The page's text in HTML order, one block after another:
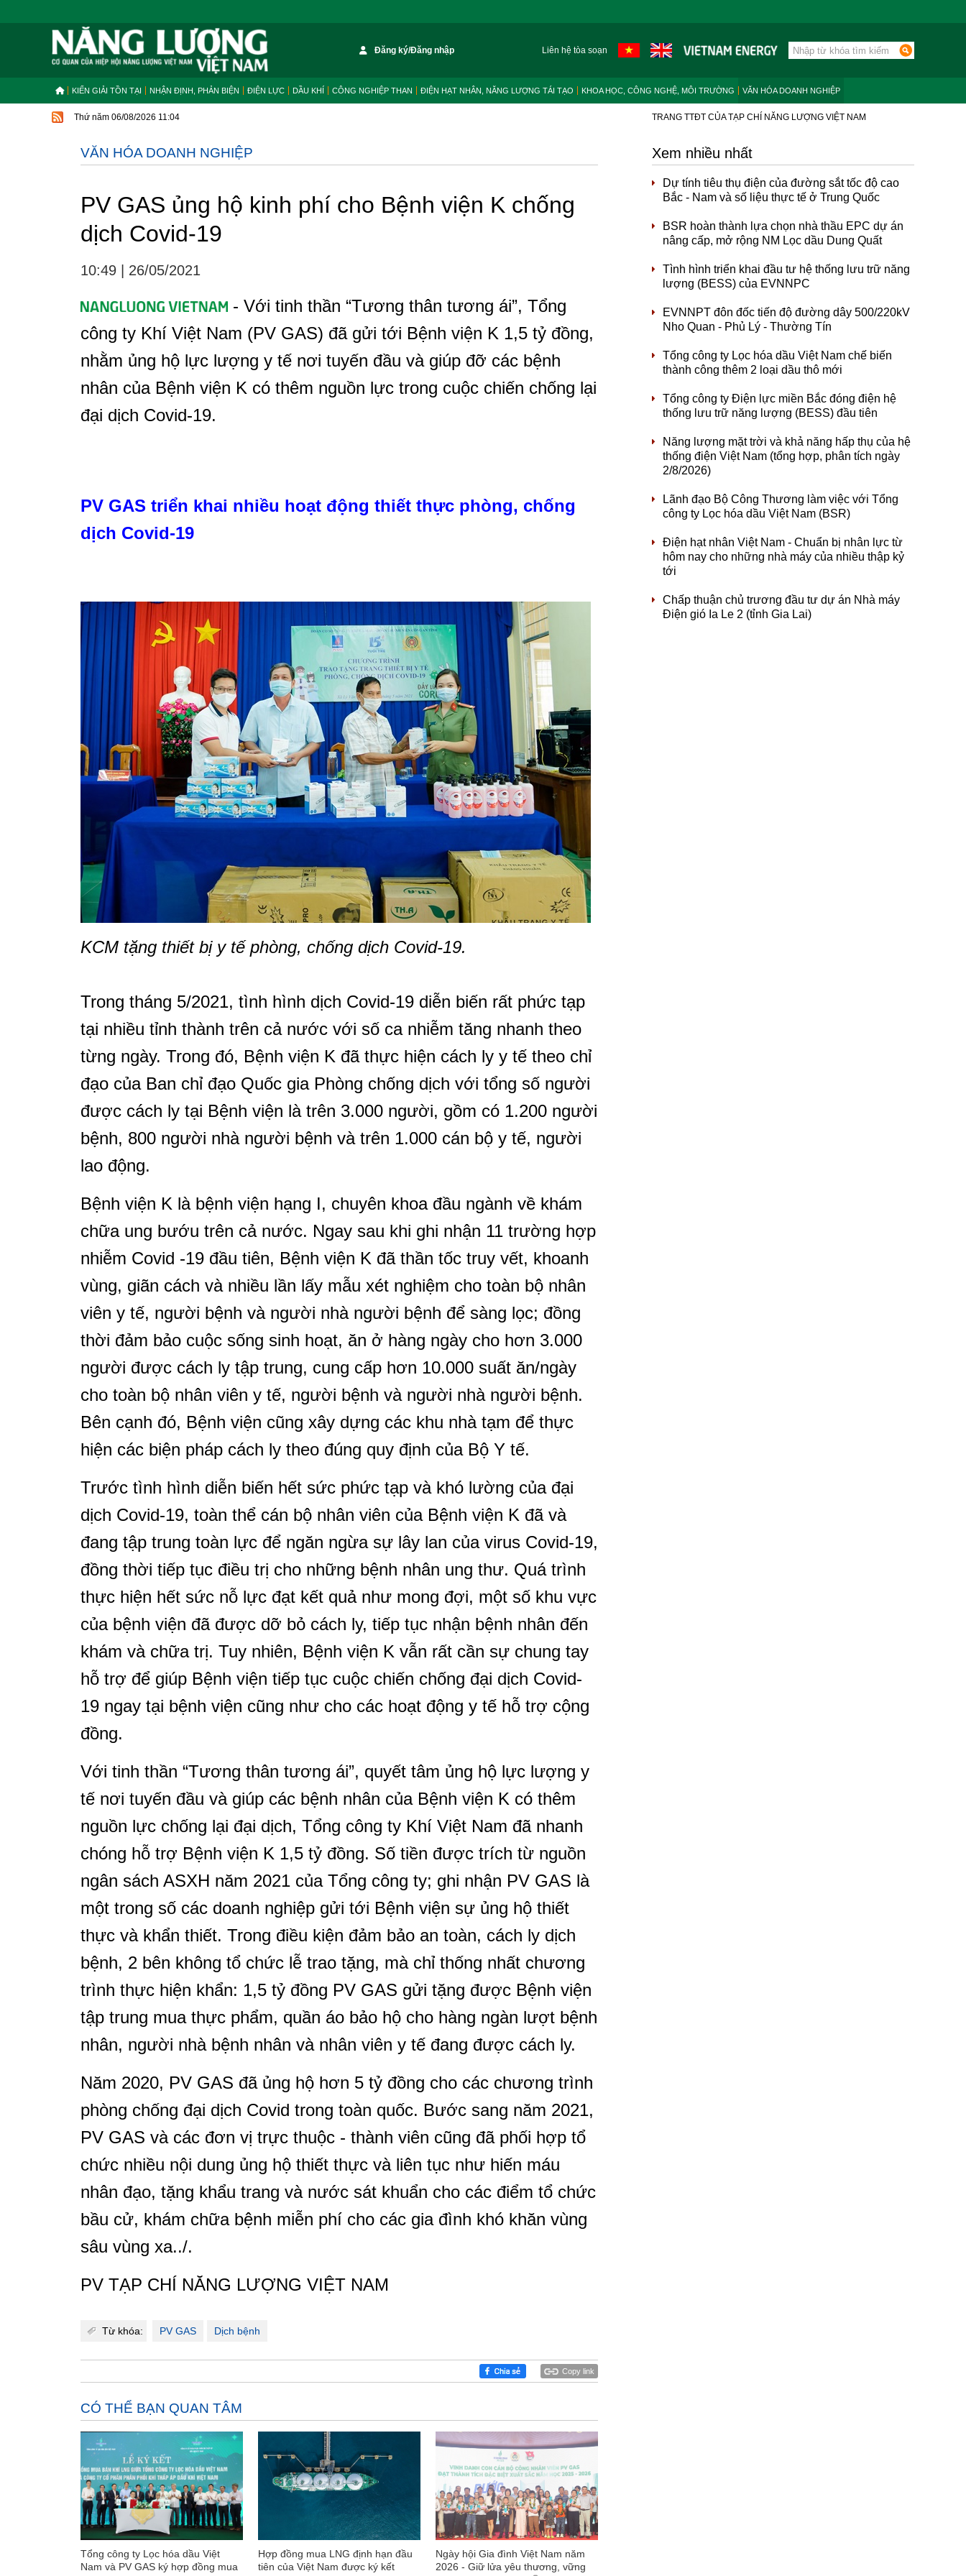
Đăng ký/Đăng nhập Liên hệ tòa soạn
KIẾN GIẢI TỒN TẠI NHẬN ĐỊNH, PHẢN BIỆN ĐIỆN LỰC DẦU KHÍ CÔNG NGHIỆP THAN ĐIỆN HẠT NHÂN, NĂNG LƯỢNG TÁI TẠO KHOA HỌC, CÔNG NGHỆ, MÔI TRƯỜNG VĂN HÓA DOANH NGHIỆP
Thứ năm 06/08/2026 11:04 TRANG TTĐT CỦA TẠP CHÍ NĂNG LƯỢNG VIỆT NAM
VĂN HÓA DOANH NGHIỆP
PV GAS ủng hộ kinh phí cho Bệnh viện K chống
dịch Covid-19
10:49 26/05/2021
- Với tinh thần “Tương thân tương ái”, Tổng
công ty Khí Việt Nam (PV GAS) đã gửi tới Bệnh viện K 1,5 tỷ đồng,
nhằm ủng hộ lực lượng y tế nơi tuyến đầu và giúp đỡ các bệnh
nhân của Bệnh viện K có thêm nguồn lực trong cuộc chiến chống lại
đại dịch Covid-19.
PV GAS triển khai nhiều hoạt động thiết thực phòng, chống
dịch Covid-19
KCM tặng thiết bị y tế phòng, chống dịch Covid-19.
Trong tháng 5/2021, tình hình dịch Covid-19 diễn biến rất phức tạp
tại nhiều tỉnh thành trên cả nước với số ca nhiễm tăng nhanh theo
từng ngày. Trong đó, Bệnh viện K đã thực hiện cách ly y tế theo chỉ
đạo của Ban chỉ đạo Quốc gia Phòng chống dịch với tổng số người
được cách ly tại Bệnh viện là trên 3.000 người, gồm có 1.200 người
bệnh, 800 người nhà người bệnh và trên 1.000 cán bộ y tế, người
lao động.
Bệnh viện K là bệnh viện hạng I, chuyên khoa đầu ngành về khám
chữa ung bướu trên cả nước. Ngay sau khi ghi nhận 11 trường hợp
nhiễm Covid -19 đầu tiên, Bệnh viện K đã thần tốc truy vết, khoanh
vùng, giãn cách và nhiều lần lấy mẫu xét nghiệm cho toàn bộ nhân
viên y tế, người bệnh và người nhà người bệnh để sàng lọc; đồng
thời đảm bảo cuộc sống sinh hoạt, ăn ở hàng ngày cho hơn 3.000
người được cách ly tập trung, cung cấp hơn 10.000 suất ăn/ngày
cho toàn bộ nhân viên y tế, người bệnh và người nhà người bệnh.
Bên cạnh đó, Bệnh viện cũng xây dựng các khu nhà tạm để thực
hiện các biện pháp cách ly theo đúng quy định của Bộ Y tế.
Trước tình hình diễn biến hết sức phức tạp và khó lường của đại
dịch Covid-19, toàn thể cán bộ nhân viên của Bệnh viện K đã và
đang tập trung toàn lực để ngăn ngừa sự lây lan của virus Covid-19,
đồng thời tiếp tục điều trị cho những bệnh nhân ung thư. Quá trình
thực hiện hết sức nỗ lực đạt kết quả như mong đợi, một số khu vực
của bệnh viện đã được dỡ bỏ cách ly, tiếp tục nhận bệnh nhân đến
khám và chữa trị. Tuy nhiên, Bệnh viện K vẫn rất cần sự chung tay
hỗ trợ để giúp Bệnh viện tiếp tục cuộc chiến chống đại dịch Covid-
19 ngay tại bệnh viện cũng như cho các hoạt động y tế hỗ trợ cộng
đồng.
Với tinh thần “Tương thân tương ái”, quyết tâm ủng hộ lực lượng y
tế nơi tuyến đầu và giúp các bệnh nhân của Bệnh viện K có thêm
nguồn lực chống lại đại dịch, Tổng công ty Khí Việt Nam đã nhanh
chóng hỗ trợ Bệnh viện K 1,5 tỷ đồng. Số tiền được trích từ nguồn
ngân sách ASXH năm 2021 của Tổng công ty; ghi nhận PV GAS là
một trong số các doanh nghiệp gửi tới Bệnh viện sự ủng hộ thiết
thực và khẩn thiết. Trong điều kiện đảm bảo an toàn, cách ly dịch
bệnh, 2 bên không tổ chức lễ trao tặng, mà chỉ thống nhất chương
trình thực hiện khẩn: 1,5 tỷ đồng PV GAS gửi tặng được Bệnh viện
tập trung mua thực phẩm, quần áo bảo hộ cho hàng ngàn lượt bệnh
nhân, người nhà bệnh nhân và nhân viên y tế đang được cách ly.
Năm 2020, PV GAS đã ủng hộ hơn 5 tỷ đồng cho các chương trình
phòng chống đại dịch Covid trong toàn quốc. Bước sang năm 2021,
PV GAS và các đơn vị trực thuộc - thành viên cũng đã phối hợp tổ
chức nhiều nội dung ủng hộ thiết thực và liên tục như hiến máu
nhân đạo, tặng khẩu trang và nước sát khuẩn cho các điểm tổ chức
bầu cử, khám chữa bệnh miễn phí cho các gia đình khó khăn vùng
sâu vùng xa../.
PV TẠP CHÍ NĂNG LƯỢNG VIỆT NAM
Từ khóa: PV GAS Dịch bệnh
Copy link
CÓ THỂ BẠN QUAN TÂM
Tổng công ty Lọc hóa dầu Việt
Nam và PV GAS ký hợp đồng mua
Hợp đồng mua LNG định hạn đầu
tiên của Việt Nam được ký kết
Ngày hội Gia đình Việt Nam năm
2026 - Giữ lửa yêu thương, vững
Xem nhiều nhất
Dự tính tiêu thụ điện của đường sắt tốc độ cao
Bắc - Nam và số liệu thực tế ở Trung Quốc
BSR hoàn thành lựa chọn nhà thầu EPC dự án
nâng cấp, mở rộng NM Lọc dầu Dung Quất
Tình hình triển khai đầu tư hệ thống lưu trữ năng
lượng (BESS) của EVNNPC
EVNNPT đôn đốc tiến độ đường dây 500/220kV
Nho Quan - Phủ Lý - Thường Tín
Tổng công ty Lọc hóa dầu Việt Nam chế biến
thành công thêm 2 loại dầu thô mới
Tổng công ty Điện lực miền Bắc đóng điện hệ
thống lưu trữ năng lượng (BESS) đầu tiên
Năng lượng mặt trời và khả năng hấp thụ của hệ
thống điện Việt Nam (tổng hợp, phân tích ngày
2/8/2026)
Lãnh đạo Bộ Công Thương làm việc với Tổng
công ty Lọc hóa dầu Việt Nam (BSR)
Điện hạt nhân Việt Nam - Chuẩn bị nhân lực từ
hôm nay cho những nhà máy của nhiều thập kỷ
tới
Chấp thuận chủ trương đầu tư dự án Nhà máy
Điện gió Ia Le 2 (tỉnh Gia Lai)